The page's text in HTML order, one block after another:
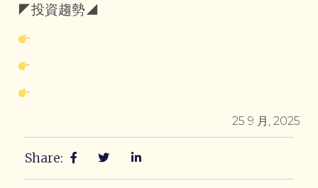
◤投資趨勢◢
25 9 月, 2025
Share: